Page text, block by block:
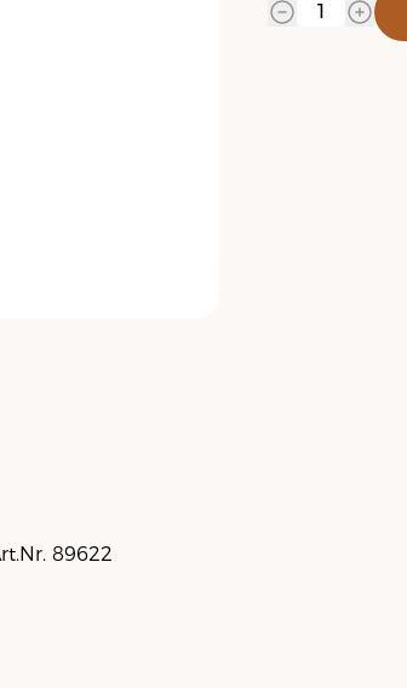
89622